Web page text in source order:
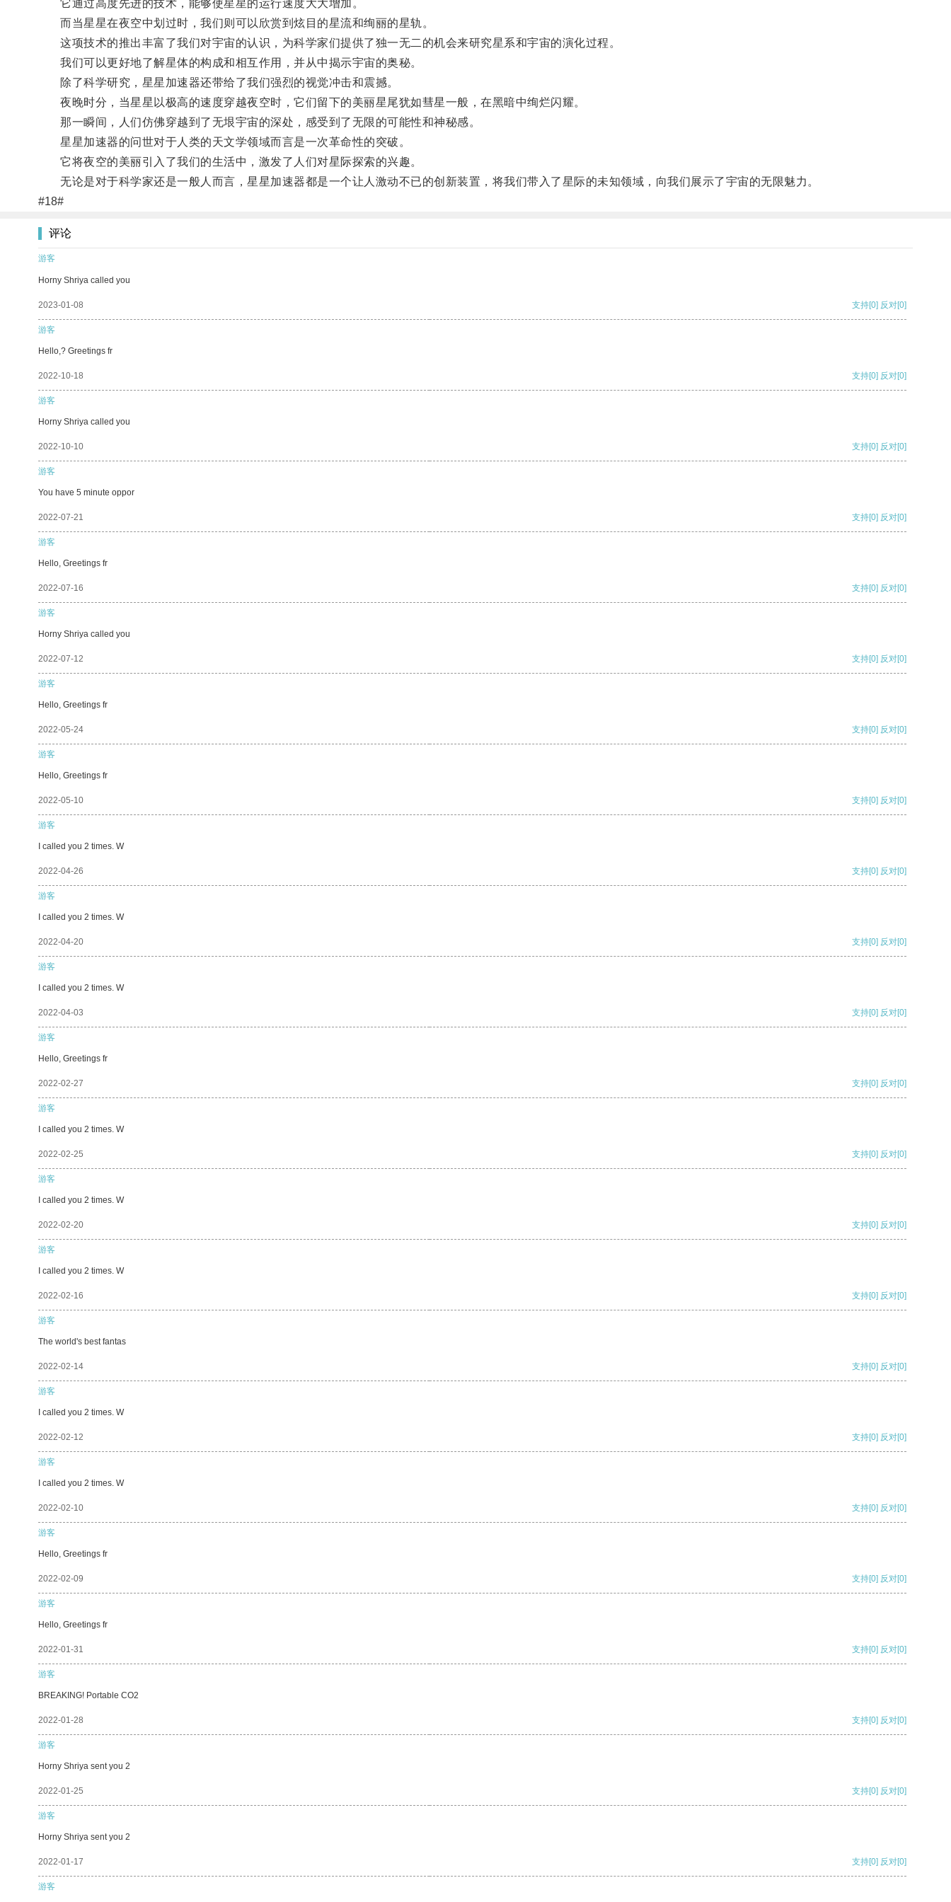
它通过高度先进的技术，能够使星星的运行速度大大增加。
而当星星在夜空中划过时，我们则可以欣赏到炫目的星流和绚丽的星轨。
这项技术的推出丰富了我们对宇宙的认识，为科学家们提供了独一无二的机会来研究星系和宇宙的演化过程。
我们可以更好地了解星体的构成和相互作用，并从中揭示宇宙的奥秘。
除了科学研究，星星加速器还带给了我们强烈的视觉冲击和震撼。
夜晚时分，当星星以极高的速度穿越夜空时，它们留下的美丽星尾犹如彗星一般，在黑暗中绚烂闪耀。
那一瞬间，人们仿佛穿越到了无垠宇宙的深处，感受到了无限的可能性和神秘感。
星星加速器的问世对于人类的天文学领域而言是一次革命性的突破。
它将夜空的美丽引入了我们的生活中，激发了人们对星际探索的兴趣。
无论是对于科学家还是一般人而言，星星加速器都是一个让人激动不已的创新装置，将我们带入了星际的未知领域，向我们展示了宇宙的无限魅力。
#18#
评论
游客
Horny Shriya called you
2023-01-08 支持[0] 反对[0]
游客
Hello,? Greetings fr
2022-10-18 支持[0] 反对[0]
游客
Horny Shriya called you
2022-10-10 支持[0] 反对[0]
游客
You have 5 minute oppor
2022-07-21 支持[0] 反对[0]
游客
Hello, Greetings fr
2022-07-16 支持[0] 反对[0]
游客
Horny Shriya called you
2022-07-12 支持[0] 反对[0]
游客
Hello, Greetings fr
2022-05-24 支持[0] 反对[0]
游客
Hello, Greetings fr
2022-05-10 支持[0] 反对[0]
游客
I called you 2 times. W
2022-04-26 支持[0] 反对[0]
游客
I called you 2 times. W
2022-04-20 支持[0] 反对[0]
游客
I called you 2 times. W
2022-04-03 支持[0] 反对[0]
游客
Hello, Greetings fr
2022-02-27 支持[0] 反对[0]
游客
I called you 2 times. W
2022-02-25 支持[0] 反对[0]
游客
I called you 2 times. W
2022-02-20 支持[0] 反对[0]
游客
I called you 2 times. W
2022-02-16 支持[0] 反对[0]
游客
The world's best fantas
2022-02-14 支持[0] 反对[0]
游客
I called you 2 times. W
2022-02-12 支持[0] 反对[0]
游客
I called you 2 times. W
2022-02-10 支持[0] 反对[0]
游客
Hello, Greetings fr
2022-02-09 支持[0] 反对[0]
游客
Hello, Greetings fr
2022-01-31 支持[0] 反对[0]
游客
BREAKING! Portable CO2
2022-01-28 支持[0] 反对[0]
游客
Horny Shriya sent you 2
2022-01-25 支持[0] 反对[0]
游客
Horny Shriya sent you 2
2022-01-17 支持[0] 反对[0]
游客